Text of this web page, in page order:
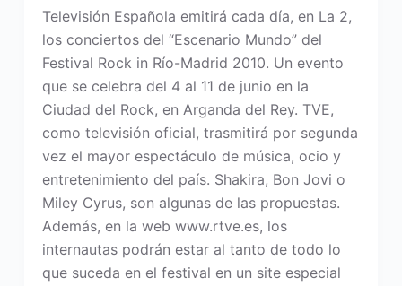
Televisión Española emitirá cada día, en La 2,
los conciertos del “Escenario Mundo” del
Festival Rock in Río-Madrid 2010. Un evento
que se celebra del 4 al 11 de junio en la
Ciudad del Rock, en Arganda del Rey. TVE,
como televisión oficial, trasmitirá por segunda
vez el mayor espectáculo de música, ocio y
entretenimiento del país. Shakira, Bon Jovi o
Miley Cyrus, son algunas de las propuestas.
Además, en la web www.rtve.es, los
internautas podrán estar al tanto de todo lo
que suceda en el festival en un site especial